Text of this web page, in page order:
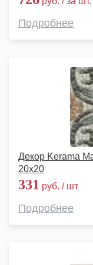
Подробнее
Декор Kerama
20x20
331 руб. / шт
Подробнее